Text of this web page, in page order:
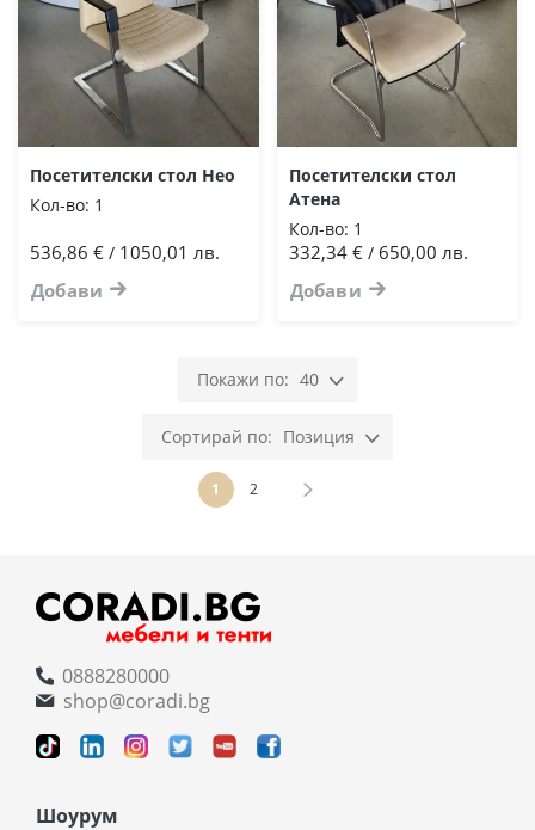
Посетителски стол Нео
Кол-во: 1
536,86 € / 1050,01 лв.
Добави
Посетителски стол
Атена
Кол-во: 1
332,34 €/ 650,00 лв.
Добави
40
Позиция
Страница
В момента четете страница
1 Страница
2
0888280000
shop@coradi.bg
Шоурум